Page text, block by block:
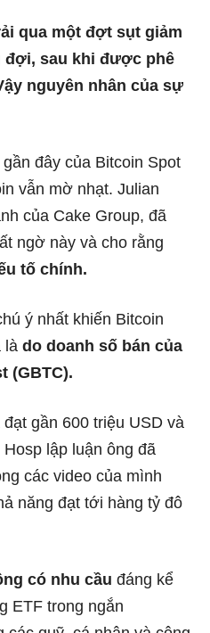
qua một đợt sụt giảm
đợi, sau khi được phê
nguyên nhân của sự
đây của Bitcoin Spot
vẫn mờ nhạt. Julian
của Cake Group, đã
ngờ này và cho rằng
tố chính.
ý nhất khiến Bitcoin
là do doanh số bán của
(GBTC).
gần 600 triệu USD và
lập luận ông đã
các video của mình
năng đạt tới hàng tỷ đô
có nhu cầu đáng kể
ETF trong ngắn